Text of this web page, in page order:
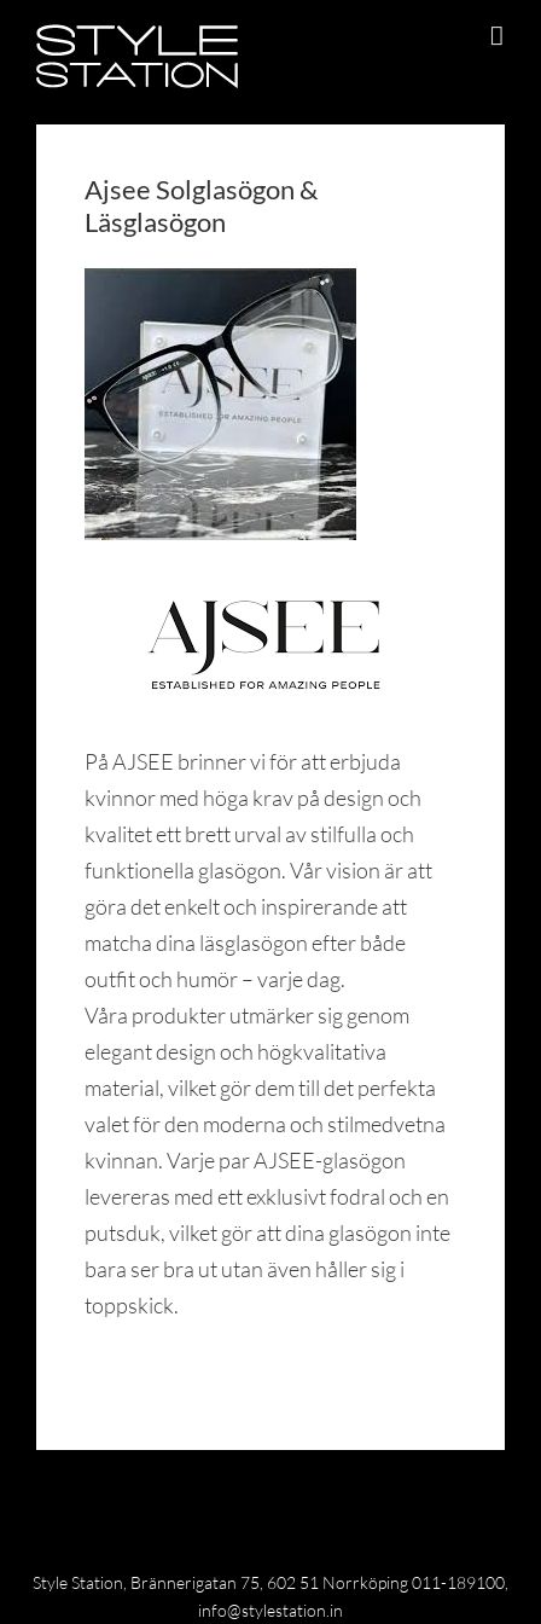
innehållet
Ajsee Solglasögon &
Läsglasögon
På AJSEE brinner vi för att erbjuda
kvinnor med höga krav på design och
kvalitet ett brett urval av stilfulla och
funktionella glasögon. Vår vision är att
göra det enkelt och inspirerande att
matcha dina läsglasögon efter både
outfit och humör – varje dag.
Våra produkter utmärker sig genom
elegant design och högkvalitativa
material, vilket gör dem till det perfekta
valet för den moderna och stilmedvetna
kvinnan. Varje par AJSEE-glasögon
levereras med ett exklusivt fodral och en
putsduk, vilket gör att dina glasögon inte
bara ser bra ut utan även håller sig i
toppskick.
Style Station, Brännerigatan 75, 602 51 Norrköping 011-189100,
info@stylestation.in